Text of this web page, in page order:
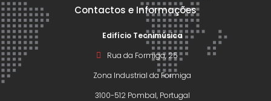
Contactos e Informações
Edifício Tecnimúsica
Rua da Formiga, 25
Zona Industrial da Formiga
3100-512 Pombal, Portugal